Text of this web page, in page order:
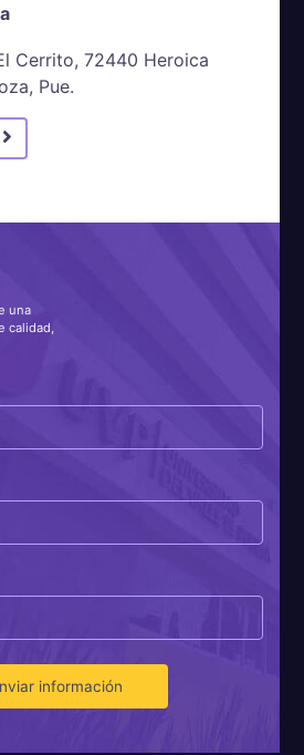
Cerrito, 72440 Heroica
Pue.
una
calidad,
Enviar información